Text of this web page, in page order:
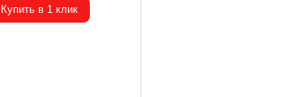
Купить в 1 клик